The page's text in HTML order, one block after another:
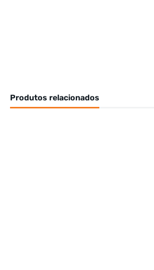
Produtos relacionados